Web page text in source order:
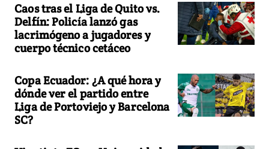
Caos tras el Liga de Quito vs.
Delfín: Policía lanzó gas
lacrimógeno a jugadores y
cuerpo técnico cetáceo
Copa Ecuador: ¿A qué hora y
dónde ver el partido entre
Liga de Portoviejo y Barcelona
SC?